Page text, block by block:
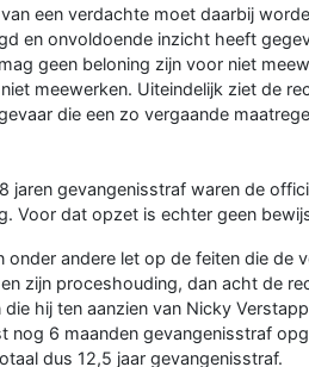
een verdachte moet daarbij
en onvoldoende inzicht heeft
geen beloning zijn voor niet
meewerken. Uiteindelijk ziet de
die een zo vergaande
jaren gevangenisstraf waren de
Voor dat opzet is echter geen
onder andere let op de feiten die de
zijn proceshouding, dan acht de
hij ten aanzien van Nicky
nog 6 maanden gevangenisstraf
dus 12,5 jaar gevangenisstraf.